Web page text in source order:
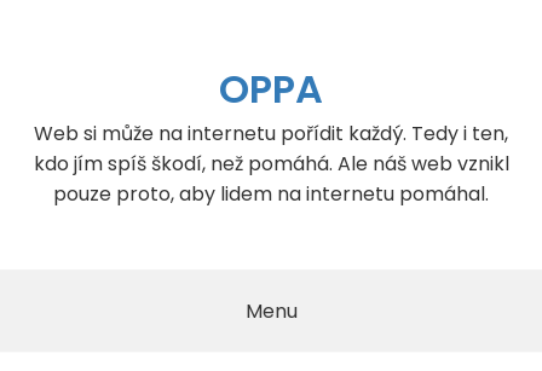
OPPA
Web si může na internetu pořídit každý. Tedy i ten,
kdo jím spíš škodí, než pomáhá. Ale náš web vznikl
pouze proto, aby lidem na internetu pomáhal.
Menu